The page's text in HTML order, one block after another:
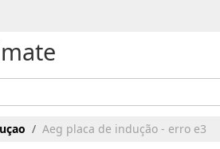
Aeg placa de indução - erro e3